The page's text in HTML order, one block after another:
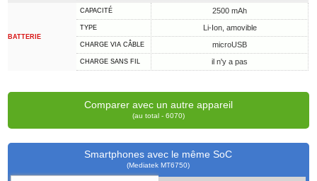
BATTERIE
CAPACITÉ 2500 mAh
TYPE Li-Ion, amovible
CHARGE VIA CÂBLE microUSB
CHARGE SANS FIL il n'y a pas
Comparer avec un autre appareil
(au total - 6070)
Smartphones avec le même SoC
(Mediatek MT6750)